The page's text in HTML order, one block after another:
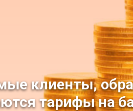
клиенты,
тарифы на